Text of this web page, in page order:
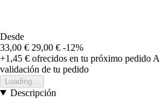
Desde
33,00 € 29,00 € -12%
+1,45 € ofrecidos en tu próximo pedido
validación de tu pedido
Loading...
Descripción